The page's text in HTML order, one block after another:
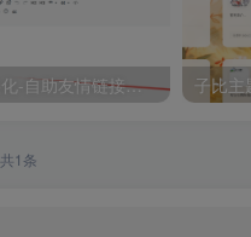
子比主题美化-自助友情链接申请（2）
共1条